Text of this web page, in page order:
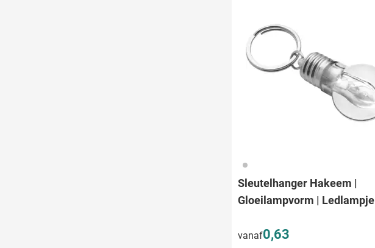
032
Sleutelhanger Hakeem |
Gloeilampvorm | Ledlampje
vanaf0,63